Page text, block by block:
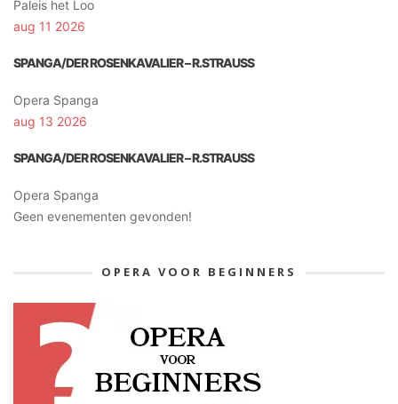
Paleis het Loo
aug 11 2026
SPANGA/DER ROSENKAVALIER – R.STRAUSS
Opera Spanga
aug 13 2026
SPANGA/DER ROSENKAVALIER – R.STRAUSS
Opera Spanga
Geen evenementen gevonden!
OPERA VOOR BEGINNERS